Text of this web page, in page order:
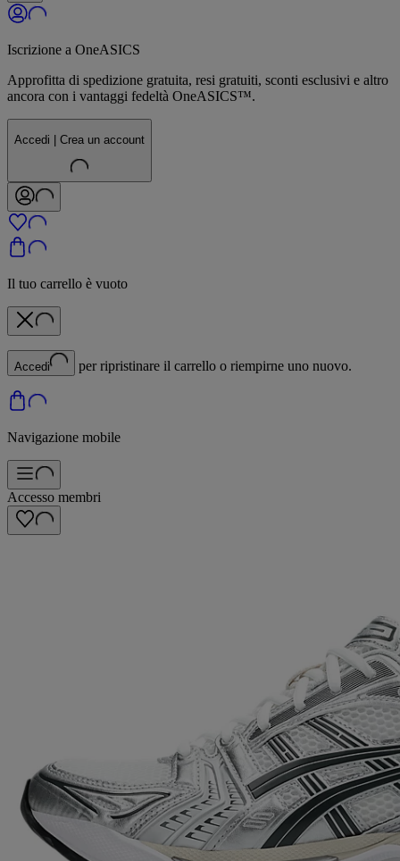
Iscrizione a OneASICS
Approfitta di spedizione gratuita, resi gratuiti, sconti esclusivi e altro
ancora con i vantaggi fedeltà OneASICS™.
Accedi | Crea un account
Il tuo carrello è vuoto
Accedi per ripristinare il carrello o riempirne uno nuovo.
Navigazione mobile
Accesso membri